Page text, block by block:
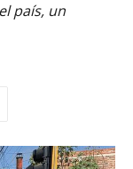
país, un